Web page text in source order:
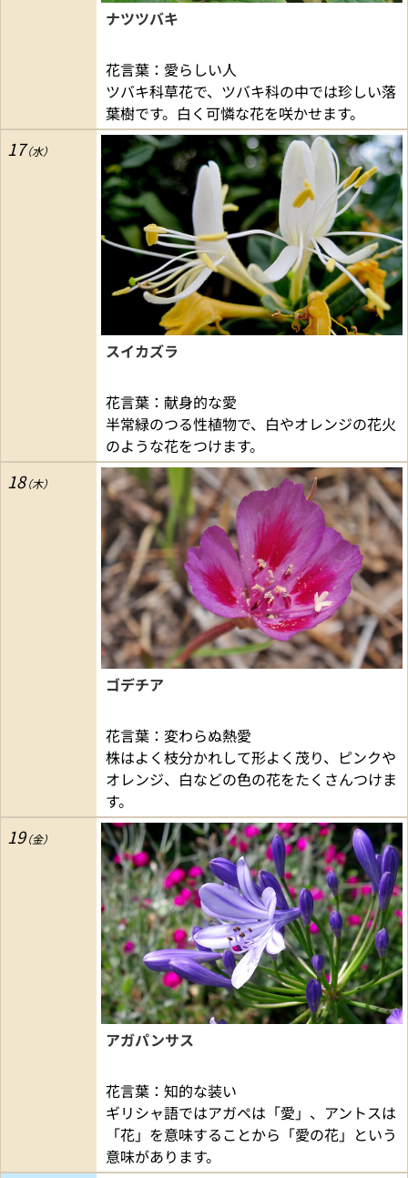
ナツツバキ
花言葉：愛らしい人
ツバキ科草花で、ツバキ科の中では珍しい落
葉樹です。白く可憐な花を咲かせます。
17
スイカズラ
花言葉：献身的な愛
半常緑のつる性植物で、白やオレンジの花火
のような花をつけます。
18
ゴデチア
花言葉：変わらぬ熱愛
株はよく枝分かれして形よく茂り、ピンクや
オレンジ、白などの色の花をたくさんつけま
す。
19
アガパンサス
花言葉：知的な装い
ギリシャ語ではアガペは「愛」、アントスは
「花」を意味することから「愛の花」という
意味があります。